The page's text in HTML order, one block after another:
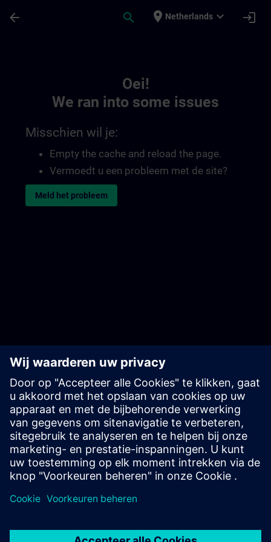
arrow_back search place Netherlands expand_more login
Oei!
We ran into some issues
Misschien wil je:
Empty the cache and reload the page.
Vermoedt u een probleem met de site?
Meld het probleem